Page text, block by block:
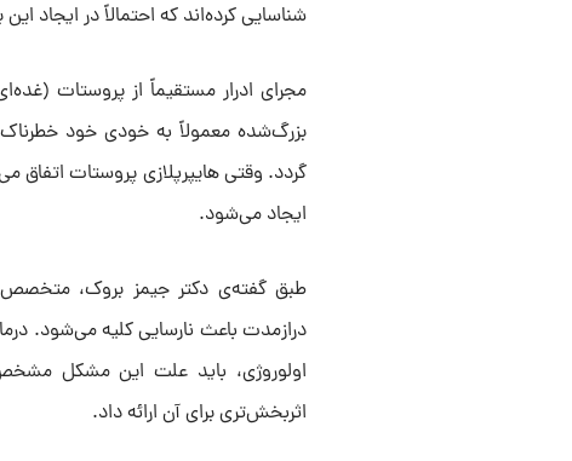
شناسایی کرده‌اند که احتمالاً در ایجاد
مجرای ادرار مستقیماً از پروستات
بزرگ‌شده معمولاً به خودی خود
گردد. وقتی هایپرپلازی پروستات اتفاق
ایجاد می‌شود.
طبق گفته‌ی دکتر جیمز بروک، متخصص
درازمدت باعث نارسایی کلیه می‌شود.
اولوروژی، باید علت این مشکل
اثربخش‌تری برای آن ارائه داد.